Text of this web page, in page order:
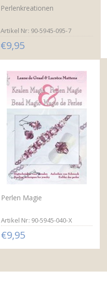
Perlenkreationen
Artikel Nr: 90-5945-095-7
€9,95
Perlen Magie
Artikel Nr: 90-5945-040-X
€9,95